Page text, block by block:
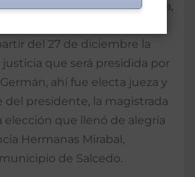
Nacional de la magistratura,
de los nuevos Jueces
del 27 de diciembre la
que será presidida por
ahí fue electa jueza y
presidente, la magistrada
elección que llenó de alegría
Hermanas Mirabal,
de Salcedo.